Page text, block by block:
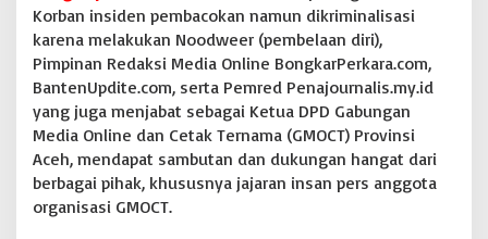
B
e
r
u
a
n
g
l
h
Korban insiden pembacokan namun dikriminalisasi
karena melakukan Noodweer (pembelaan diri),
Pimpinan Redaksi Media Online BongkarPerkara.com,
BantenUpdite.com, serta Pemred Penajournalis.my.id
yang juga menjabat sebagai Ketua DPD Gabungan
Media Online dan Cetak Ternama (GMOCT) Provinsi
Aceh, mendapat sambutan dan dukungan hangat dari
berbagai pihak, khususnya jajaran insan pers anggota
organisasi GMOCT.